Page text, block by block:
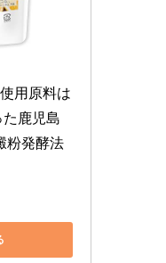
用原料は
鹿児島
粉発酵法